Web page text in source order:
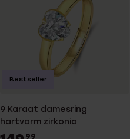
9 Karaat damesring
hartvorm zirkonia
99
Bestseller